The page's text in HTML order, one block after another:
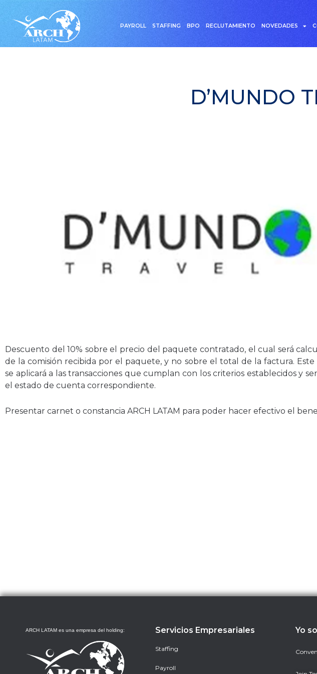
PAYROLL STAFFING BPO RECLUTAMIENTO NOVEDADES
D’MUNDO
Descuento del 10% sobre el precio del paquete contratado, el cual será
de la comisión recibida por el paquete, y no sobre el total de la factura.
se aplicará a las transacciones que cumplan con los criterios establecidos y
el estado de cuenta correspondiente.
Presentar carnet o constancia ARCH LATAM para poder hacer efectivo el
ARCH LATAM es una empresa del holding: Servicios Empresariales
Staffing
Payroll
Yo